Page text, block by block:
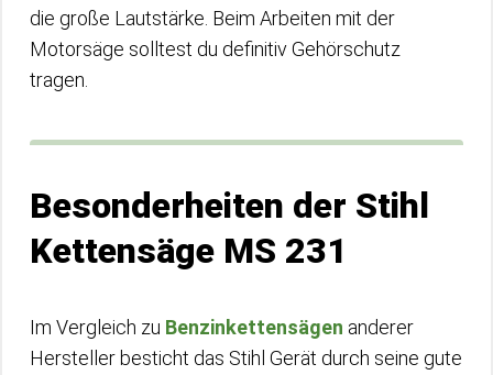
die große Lautstärke. Beim Arbeiten mit der
Motorsäge solltest du definitiv Gehörschutz
tragen.
Besonderheiten der Stihl
Kettensäge MS 231
Im Vergleich zu Benzinkettensägen anderer
Hersteller besticht das Stihl Gerät durch seine gute